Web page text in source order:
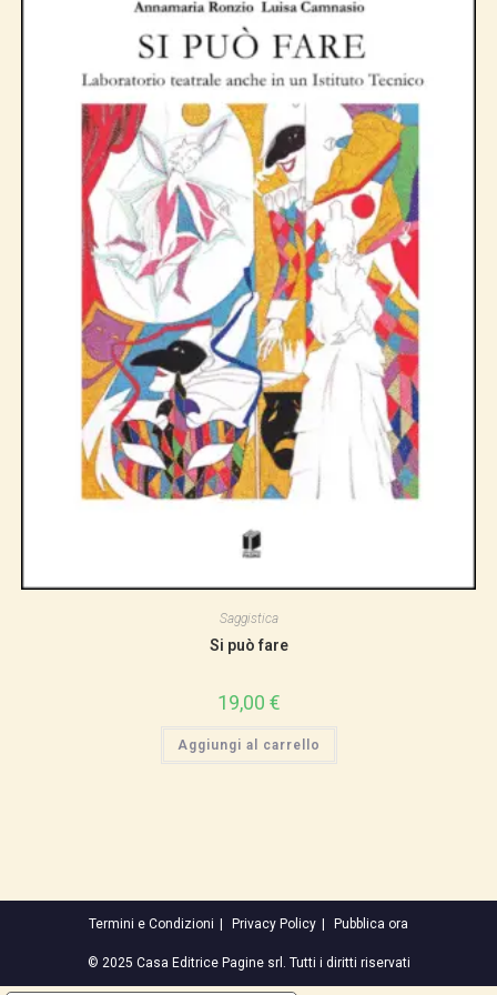
Saggistica
Si può fare
19,00 €
Aggiungi al carrello
Termini e Condizioni Privacy Policy Pubblica ora
© 2025 Casa Editrice Pagine srl. Tutti i diritti riservati